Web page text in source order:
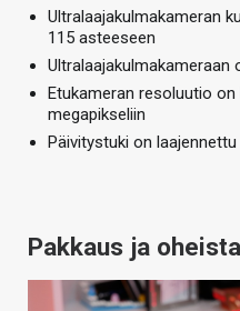
Ultralaajakulmakameran
115 asteeseen
Etukameran resoluutio
megapikseliin
Päivitystuki on
Pakkaus ja